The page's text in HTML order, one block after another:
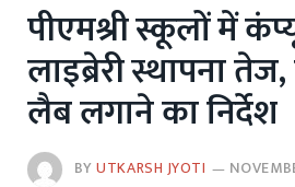
पीएमश्री स्कूलों में
लाइब्रेरी स्थापना
लैब लगाने का निर्देश
BYUTKARSH JYOTI